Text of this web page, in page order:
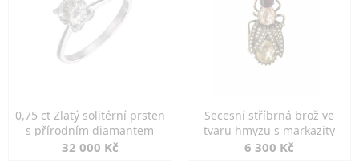
0,75 ct Zlatý solitérní prsten
s přírodním diamantem
32 000 Kč
Secesní stříbrná brož ve
tvaru hmyzu s markazity
6 300 Kč